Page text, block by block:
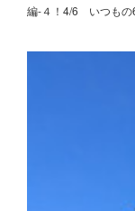
編-４！4/6 いつもの